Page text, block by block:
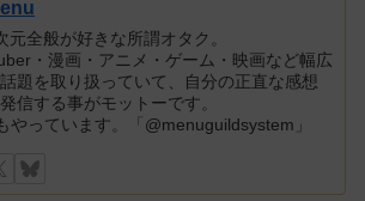
元全般が好きな所謂オタク。
・漫画・アニメ・ゲーム・映画など幅広
題を取り扱っていて、自分の正直な感想
信する事がモットーです。
やっています。「@menuguildsystem」